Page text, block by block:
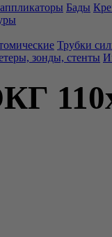
Бады
Трубки
зонды, стенты